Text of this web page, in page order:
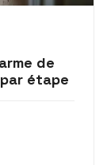
de
étape